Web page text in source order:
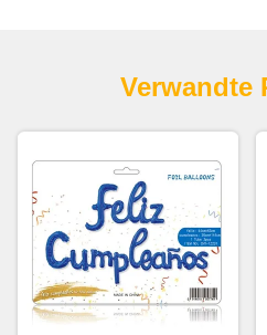
Verwandte